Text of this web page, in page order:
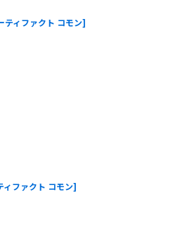
ティファクト コモン]
ィファクト コモン]